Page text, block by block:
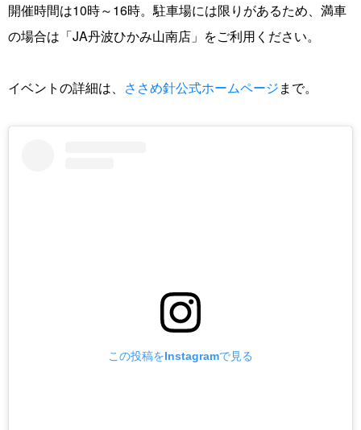
開催時間は10時～16時。駐車場には限りがあるため、満車
の場合は「JA丹波ひかみ山南店」をご利用ください。
イベントの詳細は、 ささめ針公式ホームページまで。
この投稿をInstagramで見る